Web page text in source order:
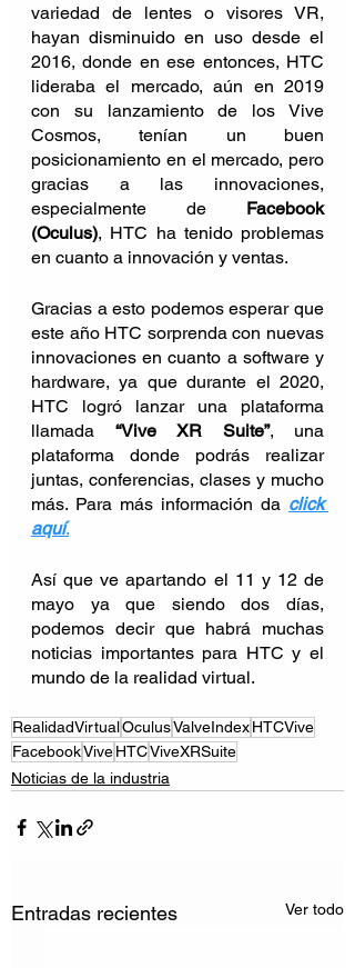
variedad de lentes o visores VR,
hayan disminuido en uso desde el
2016, donde en ese entonces, HTC
lideraba el mercado, aún en 2019
con su lanzamiento de los Vive
Cosmos, tenían un buen
posicionamiento en el mercado, pero
gracias a las innovaciones,
especialmente de Facebook
(Oculus), HTC ha tenido problemas
en cuanto a innovación y ventas.
Gracias a esto podemos esperar que
este año HTC sorprenda con nuevas
innovaciones en cuanto a software y
hardware, ya que durante el 2020,
HTC logró lanzar una plataforma
llamada “Vive XR Suite”, una
plataforma donde podrás realizar
juntas, conferencias, clases y mucho
más. Para más información da click
aquí.
Así que ve apartando el 11 y 12 de
mayo ya que siendo dos días,
podemos decir que habrá muchas
noticias importantes para HTC y el
mundo de la realidad virtual.
RealidadVirtualOculusValveIndexHTCVive
FacebookViveHTCViveXRSuite
Noticias de la industria
Entradas recientes Ver todo